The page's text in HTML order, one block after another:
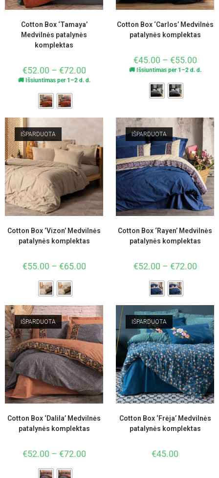
Cotton Box ‘Tamaya’
Medvilnės patalynės
komplektas
€52.00 – €72.00
🚚 Išsiuntimas per 1–2 d. d.
Cotton Box ‘Carlos’ Medvilnės
patalynės komplektas
€45.00 – €55.00
🚚 Išsiuntimas per 1–2 d. d.
IŠPARDUOTA
Cotton Box ‘Vizon’ Medvilnės
patalynės komplektas
€55.00 – €65.00
IŠPARDUOTA
Cotton Box ‘Rayen’ Medvilnės
patalynės komplektas
€52.00 – €72.00
IŠPARDUOTA
Cotton Box ‘Dalila’ Medvilnės
patalynės komplektas
€52.00 – €72.00
IŠPARDUOTA
Cotton Box ‘Frėja’ Medvilnės
patalynės komplektas
€45.00